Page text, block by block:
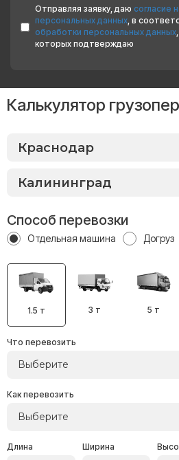
Отправляя заявку, даю согласие
персональных данных, в
обработки персональных данных
которых подтверждаю
Калькулятор
Способ перевозки
Отдельная машина Догруз
1.5 т 3 т 5 т
Что перевозить
Выберите
Как перевозить
Выберите
Длина Ширина